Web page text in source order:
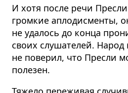
И хотя после речи
громкие аплодисменты,
не удалось до конца
своих слушателей. Народ
не поверил, что Пресли
полезен.